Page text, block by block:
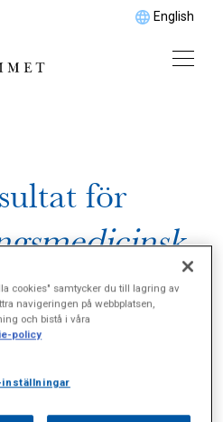
English
för
cookies" samtycker du till lagring av
navigeringen på webbplatsen,
och bistå i våra
policy
inställningar